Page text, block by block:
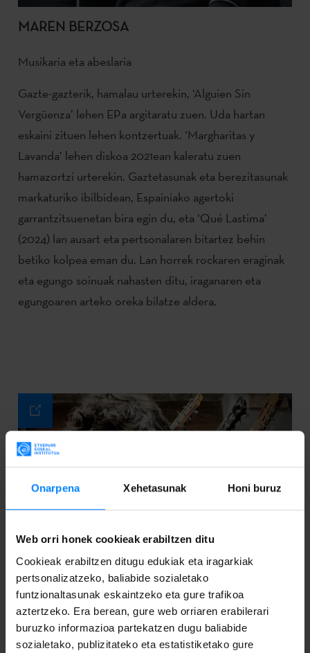
Onarpena Xehetasunak Honi buruz
Web orri honek cookieak erabiltzen ditu
Cookieak erabiltzen ditugu edukiak eta iragarkiak
pertsonalizatzeko, baliabide sozialetako
funtzionaltasunak eskaintzeko eta gure trafikoa
aztertzeko. Era berean, gure web orriaren erabilerari
buruzko informazioa partekatzen dugu baliabide
sozialetako, publizitateko eta estatistiketako gure
MAREN BERZOSA
Musikaria eta abeslaria
Gazte-gazterik, hamalau urterekin, ‘Alguien Sin
Vergüenza’ lehen EPa argitaratu zuen. Uda hartan
eskaini zituen lehen kontzertuak. ‘Margharitas y
Lavanda’ lehen diskoa 2021ean kaleratu zuen
hamazortzi urterekin. Gaztetasunak eta berezitasunak
markaturiko ibilbidean, Espainiako agertoki
garrantzitsuenetan bira egin du, eta ‘Qué Lastima’
(2024) lan ausart eta pertsonalaren bitartez behin
betiko kolpea eman du. Lan horrek rockaren eraginak
eta egungo soinuak nahasten ditu, iraganaren eta
egungoaren arteko oreka bilatze aldera.